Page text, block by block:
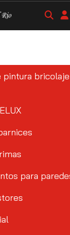
pintura
para